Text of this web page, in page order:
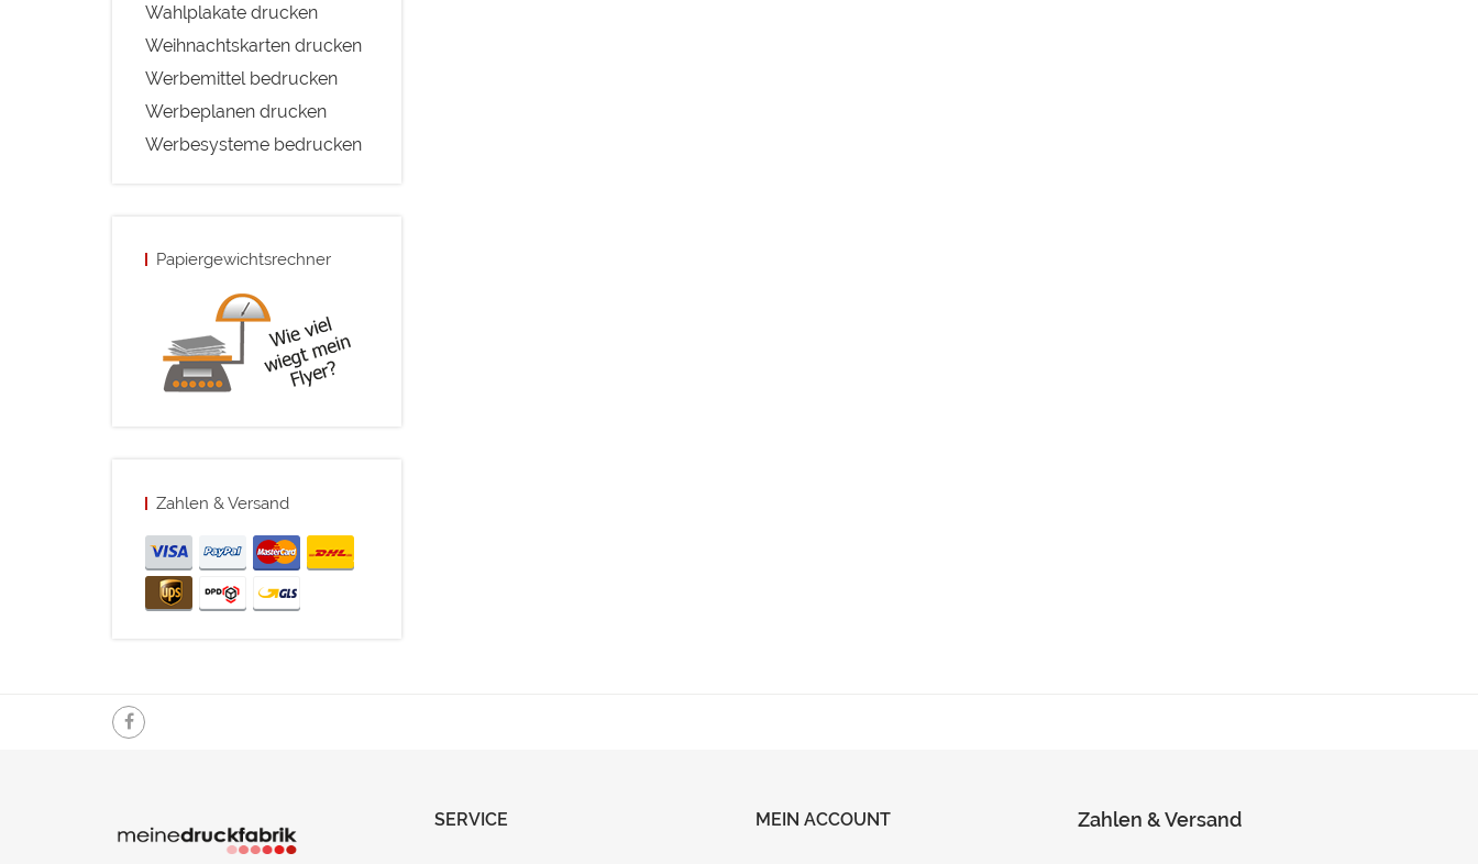
Wahlplakate drucken
Weihnachtskarten drucken
Werbemittel bedrucken
Werbeplanen drucken
Werbesysteme bedrucken
Papiergewichtsrechner
Zahlen & Versand
SERVICE MEIN ACCOUNT Zahlen & Versand